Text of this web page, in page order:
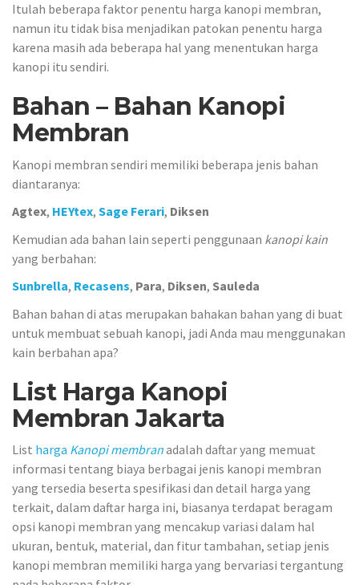
Itulah beberapa faktor penentu harga kanopi membran,
namun itu tidak bisa menjadikan patokan penentu harga
karena masih ada beberapa hal yang menentukan harga
kanopi itu sendiri.
Bahan – Bahan Kanopi
Membran
Kanopi membran sendiri memiliki beberapa jenis bahan
diantaranya:
Agtex, HEYtex, Sage Ferari, Diksen
Kemudian ada bahan lain seperti penggunaan kanopi kain
yang berbahan:
Sunbrella, Recasens, Para, Diksen, Sauleda
Bahan bahan di atas merupakan bahakan bahan yang di buat
untuk membuat sebuah kanopi, jadi Anda mau menggunakan
kain berbahan apa?
List Harga Kanopi
Membran Jakarta
List harga Kanopi membranadalah daftar yang memuat
informasi tentang biaya berbagai jenis kanopi membran
yang tersedia beserta spesifikasi dan detail harga yang
terkait, dalam daftar harga ini, biasanya terdapat beragam
opsi kanopi membran yang mencakup variasi dalam hal
ukuran, bentuk, material, dan fitur tambahan, setiap jenis
kanopi membran memiliki harga yang bervariasi tergantung